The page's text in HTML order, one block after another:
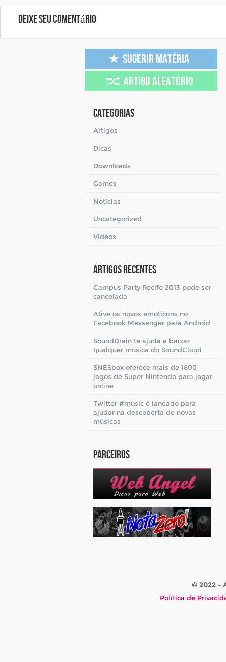
Deixe seu comentário
Categorias
Artigos
Dicas
Downloads
Games
Notícias
Uncategorized
Vídeos
Artigos Recentes
Campus Party Recife 2013 pode ser
cancelada
Ative os novos emoticons no
Facebook Messenger para Android
SoundDrain te ajuda a baixar
qualquer música do SoundCloud
SNESbox oferece mais de 1800
jogos de Super Nintendo para jogar
online
Twitter #music é lançado para
ajudar na descoberta de novas
músicas
Parceiros
© 2022 -
Política de